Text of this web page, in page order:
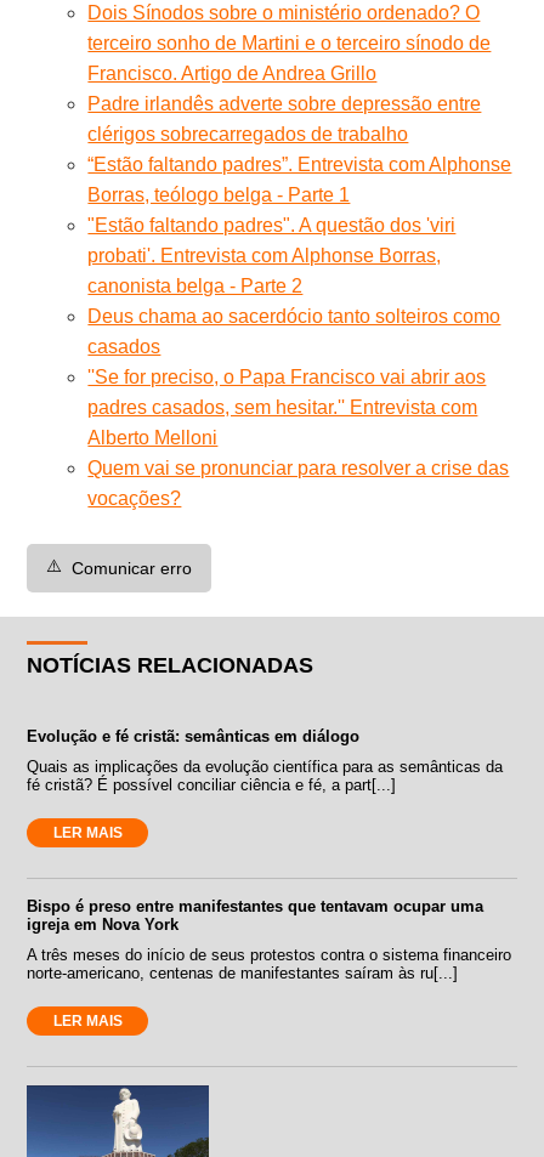
Dois Sínodos sobre o ministério ordenado? O
terceiro sonho de Martini e o terceiro sínodo de
Francisco. Artigo de Andrea Grillo
Padre irlandês adverte sobre depressão entre
clérigos sobrecarregados de trabalho
“Estão faltando padres”. Entrevista com Alphonse
Borras, teólogo belga - Parte 1
"Estão faltando padres". A questão dos 'viri
probati'. Entrevista com Alphonse Borras,
canonista belga - Parte 2
Deus chama ao sacerdócio tanto solteiros como
casados
''Se for preciso, o Papa Francisco vai abrir aos
padres casados, sem hesitar.'' Entrevista com
Alberto Melloni
Quem vai se pronunciar para resolver a crise das
vocações?
⚠️ Comunicar erro
NOTÍCIAS RELACIONADAS
Evolução e fé cristã: semânticas em diálogo
Quais as implicações da evolução científica para as semânticas da
fé cristã? É possível conciliar ciência e fé, a part[...]
LER MAIS
Bispo é preso entre manifestantes que tentavam ocupar uma
igreja em Nova York
A três meses do início de seus protestos contra o sistema financeiro
norte-americano, centenas de manifestantes saíram às ru[...]
LER MAIS